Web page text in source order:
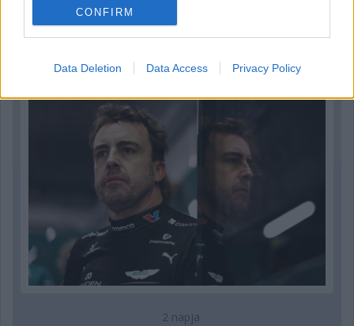
CONFIRM
Data Deletion Data Access Privacy Policy
2 napja
Martinnál
2 napja